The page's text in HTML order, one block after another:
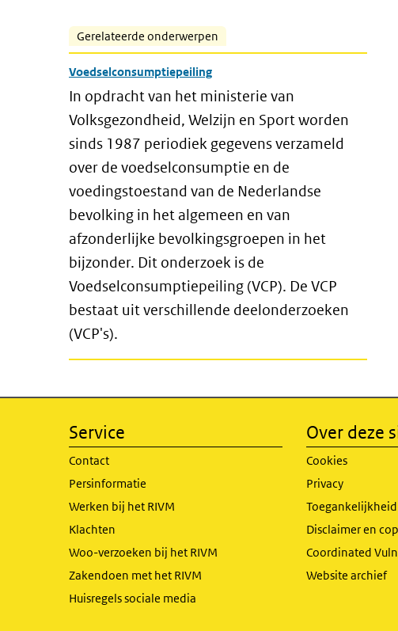
Gerelateerde onderwerpen
Voedselconsumptiepeiling
In opdracht van het ministerie van
Volksgezondheid, Welzijn en Sport worden
sinds 1987 periodiek gegevens verzameld
over de voedselconsumptie en de
voedingstoestand van de Nederlandse
bevolking in het algemeen en van
afzonderlijke bevolkingsgroepen in het
bijzonder. Dit onderzoek is de
Voedselconsumptiepeiling (VCP). De VCP
bestaat uit verschillende deelonderzoeken
(VCP's).
Service
Contact
Persinformatie
Werken bij het RIVM
Klachten
Woo-verzoeken bij het RIVM
Zakendoen met het RIVM
Huisregels sociale media
Over deze
Cookies
Privacy
Toegankelijkheid
Disclaimer en
Coordinated
Website archief